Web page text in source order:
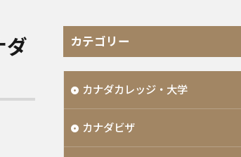
ダ
カテゴリー
カナダカレッジ・大学
カナダビザ